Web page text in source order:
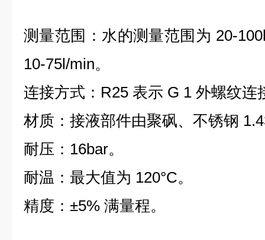
测量范围：水的测量范围为 20-
10-75l/min。
连接方式：R25 表示 G 1 外螺纹连
材质：接液部件由聚砜、不锈钢
耐压：16bar。
耐温：最大值为 120°C。
精度：±5% 满量程。